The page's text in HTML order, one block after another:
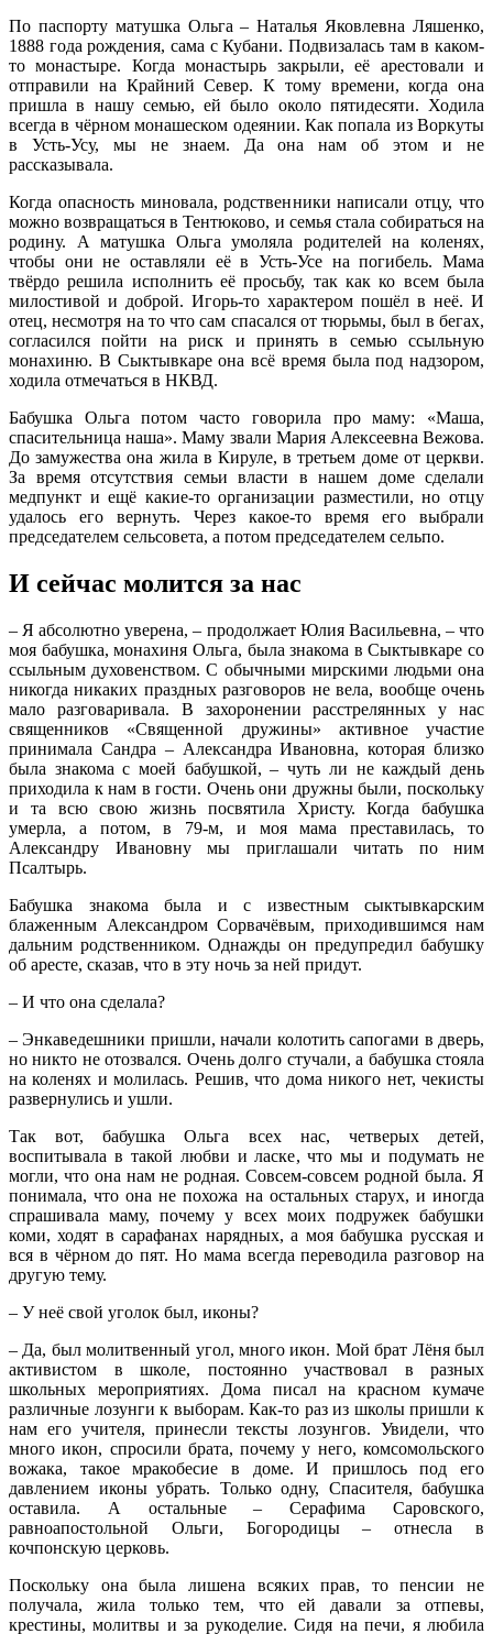
По паспорту матушка Ольга – Наталья Яковлевна Ляшенко,
1888 года рождения, сама с Кубани. Подвизалась там в каком-
то монастыре. Когда монастырь закрыли, её арестовали и
отправили на Крайний Север. К тому времени, когда она
пришла в нашу семью, ей было около пятидесяти. Ходила
всегда в чёрном монашеском одеянии. Как попала из Воркуты
в Усть-Усу, мы не знаем. Да она нам об этом и не
рассказывала.
Когда опасность миновала, родственники написали отцу, что
можно возвращаться в Тентюково, и семья стала собираться на
родину. А матушка Ольга умоляла родителей на коленях,
чтобы они не оставляли её в Усть-Усе на погибель. Мама
твёрдо решила исполнить её просьбу, так как ко всем была
милостивой и доброй. Игорь-то характером пошёл в неё. И
отец, несмотря на то что сам спасался от тюрьмы, был в бегах,
согласился пойти на риск и принять в семью ссыльную
монахиню. В Сыктывкаре она всё время была под надзором,
ходила отмечаться в НКВД.
Бабушка Ольга потом часто говорила про маму: «Маша,
спасительница наша». Маму звали Мария Алексеевна Вежова.
До замужества она жила в Кируле, в третьем доме от церкви.
За время отсутствия семьи власти в нашем доме сделали
медпункт и ещё какие-то организации разместили, но отцу
удалось его вернуть. Через какое-то время его выбрали
председателем сельсовета, а потом председателем сельпо.
И сейчас молится за нас
– Я абсолютно уверена, – продолжает Юлия Васильевна, – что
моя бабушка, монахиня Ольга, была знакома в Сыктывкаре со
ссыльным духовенством. С обычными мирскими людьми она
никогда никаких праздных разговоров не вела, вообще очень
мало разговаривала. В захоронении расстрелянных у нас
священников «Священной дружины» активное участие
принимала Сандра – Александра Ивановна, которая близко
была знакома с моей бабушкой, – чуть ли не каждый день
приходила к нам в гости. Очень они дружны были, поскольку
и та всю свою жизнь посвятила Христу. Когда бабушка
умерла, а потом, в 79-м, и моя мама преставилась, то
Александру Ивановну мы приглашали читать по ним
Псалтырь.
Бабушка знакома была и с известным сыктывкарским
блаженным Александром Сорвачёвым, приходившимся нам
дальним родственником. Однажды он предупредил бабушку
об аресте, сказав, что в эту ночь за ней придут.
– И что она сделала?
– Энкаведешники пришли, начали колотить сапогами в дверь,
но никто не отозвался. Очень долго стучали, а бабушка стояла
на коленях и молилась. Решив, что дома никого нет, чекисты
развернулись и ушли.
Так вот, бабушка Ольга всех нас, четверых детей,
воспитывала в такой любви и ласке, что мы и подумать не
могли, что она нам не родная. Совсем-совсем родной была. Я
понимала, что она не похожа на остальных старух, и иногда
спрашивала маму, почему у всех моих подружек бабушки
коми, ходят в сарафанах нарядных, а моя бабушка русская и
вся в чёрном до пят. Но мама всегда переводила разговор на
другую тему.
– У неё свой уголок был, иконы?
– Да, был молитвенный угол, много икон. Мой брат Лёня был
активистом в школе, постоянно участвовал в разных
школьных мероприятиях. Дома писал на красном кумаче
различные лозунги к выборам. Как-то раз из школы пришли к
нам его учителя, принесли тексты лозунгов. Увидели, что
много икон, спросили брата, почему у него, комсомольского
вожака, такое мракобесие в доме. И пришлось под его
давлением иконы убрать. Только одну, Спасителя, бабушка
оставила. А остальные – Серафима Саровского,
равноапостольной Ольги, Богородицы – отнесла в
кочпонскую церковь.
Поскольку она была лишена всяких прав, то пенсии не
получала, жила только тем, что ей давали за отпевы,
крестины, молитвы и за рукоделие. Сидя на печи, я любила